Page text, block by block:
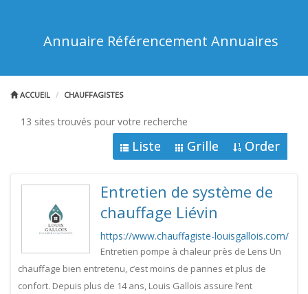
Annuaire Référencement Annuaires
ACCUEIL CHAUFFAGISTES
13 sites trouvés pour votre recherche
Liste Grille Order
Entretien de système de
chauffage Liévin
https://www.chauffagiste-louisgallois.com/
Entretien pompe à chaleur près de Lens Un
chauffage bien entretenu, c’est moins de pannes et plus de
confort. Depuis plus de 14 ans, Louis Gallois assure l’ent